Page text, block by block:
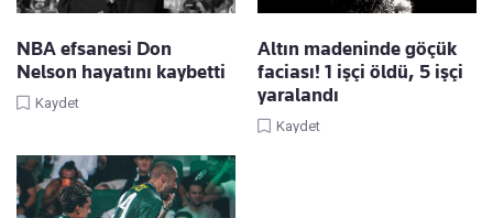
NBA efsanesi Don
Nelson hayatını kaybetti
Kaydet
Altın madeninde göçük
faciası! 1 işçi öldü, 5 işçi
yaralandı
Kaydet